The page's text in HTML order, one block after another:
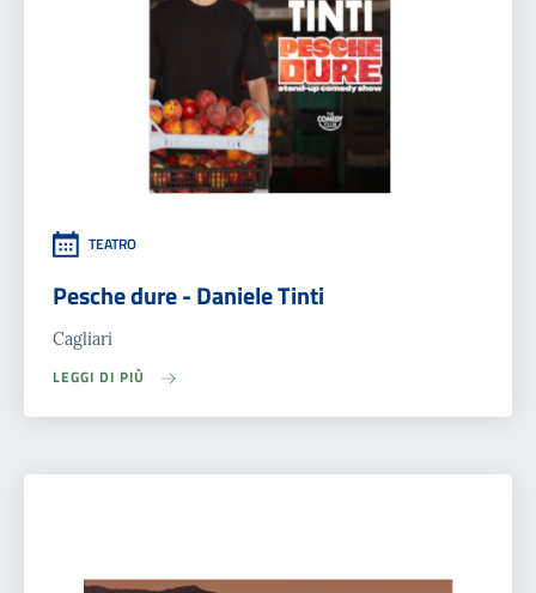
TEATRO
Pesche dure - Daniele Tinti
Cagliari
LEGGI DI PIÙ